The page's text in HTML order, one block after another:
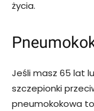
życia.
Jeśli masz 65 lat
szczepionki
pneumokokowa